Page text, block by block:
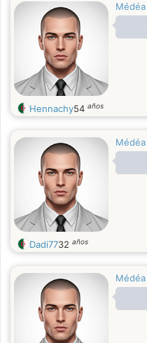
Médéa
Hennachy54 años
Médéa
Dadi7732 años
Médéa